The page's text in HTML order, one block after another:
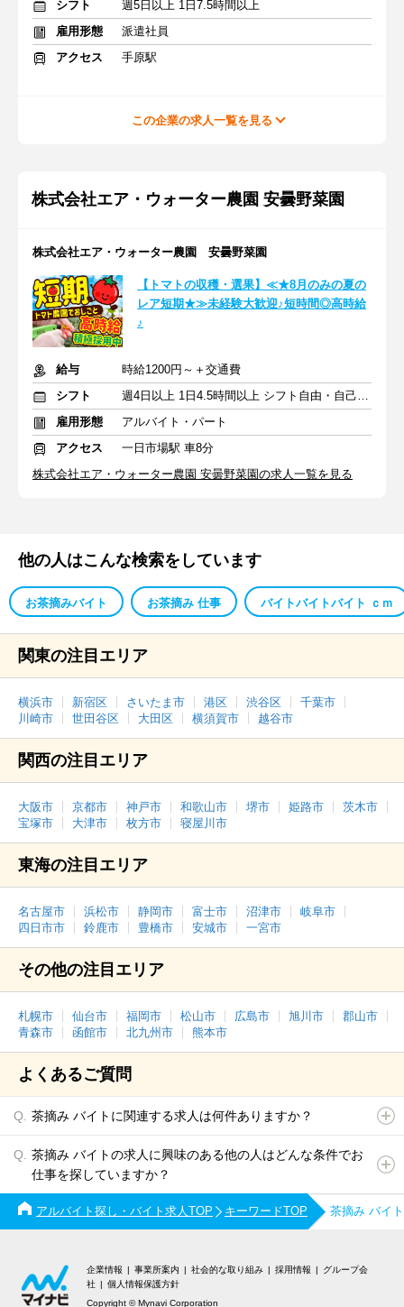
シフト
週5日以上 1日7.5時間以上
雇用形態
派遣社員
アクセス
手原駅
この企業の求人一覧を見る
株式会社エア・ウォーター農園 安曇野菜園
株式会社エア・ウォーター農園 安曇野菜園
【トマトの収穫・選果】≪★8月のみの夏の
レア短期★≫未経験大歓迎♪短時間◎高時給
♪
給与
時給1200円～＋交通費
シフト
週4日以上 1日4.5時間以上 シフト自由・自己申告
雇用形態
アルバイト・パート
アクセス
一日市場駅 車8分
株式会社エア・ウォーター農園 安曇野菜園の求人一覧を見る
他の人はこんな検索をしています
お茶摘みバイト お茶摘み 仕事 バイトバイトバイト ｃｍ
関東の注目エリア
横浜市 新宿区 さいたま市 港区 渋谷区
千葉市
川崎市
世田谷区 大田区 横須賀市 越谷市
関西の注目エリア
大阪市 京都市 神戸市 和歌山市 堺市 姫路市
茨木市
宝塚市
大津市 枚方市 寝屋川市
東海の注目エリア
名古屋市 浜松市 静岡市 富士市 沼津市
岐阜市
四日市市
鈴鹿市 豊橋市 安城市 一宮市
その他の注目エリア
札幌市 仙台市 福岡市 松山市 広島市 旭川市
郡山市
青森市
函館市 北九州市 熊本市
よくあるご質問
茶摘み バイトに関連する求人は何件ありますか？
茶摘み バイトの求人に興味のある他の人はどんな条件でお
仕事を探していますか？
アルバイト探し・バイト求人TOP キーワードTOP 茶摘み バイ
企業情報 事業所案内 社会的な取り組み 採用情報
グループ会
社
個人情報保護方針
Copyright © Mynavi Corporation